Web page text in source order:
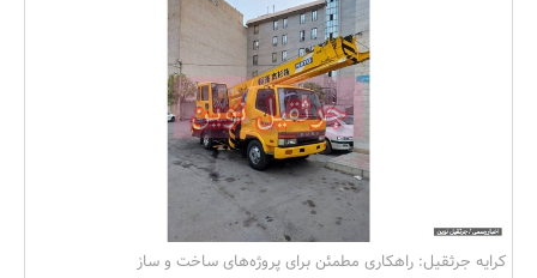
کرایه جرثقیل: راهکاری مطمئن برای پروژه‌های ساخت و ساز